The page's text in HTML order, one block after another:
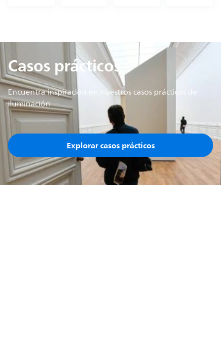
Casos prácticos
Encuentra inspiración en nuestros casos prácticos de
iluminación
Explorar casos prácticos